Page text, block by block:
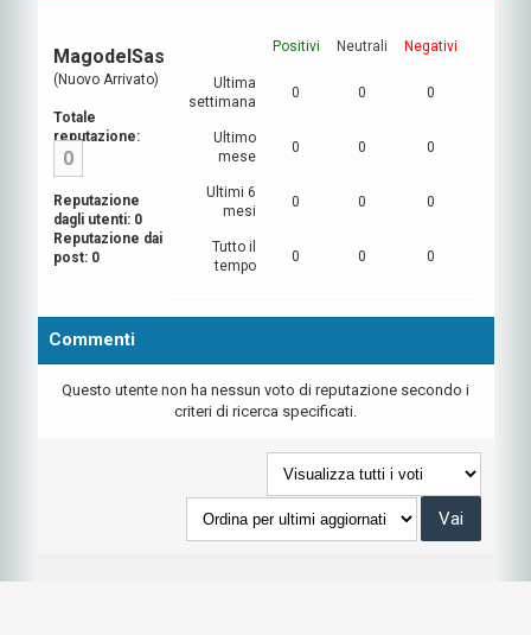
MagodelSas
(Nuovo Arrivato)
Totale
reputazione:
0
Reputazione
dagli utenti: 0
Reputazione dai
post: 0
Positivi Neutrali Negativi
Ultima
settimana
0 0 0
Ultimo
mese
0 0 0
Ultimi 6
mesi
0 0 0
Tutto il
tempo
0 0 0
Commenti
Questo utente non ha nessun voto di reputazione secondo i
criteri di ricerca specificati.